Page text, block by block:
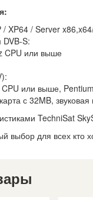
/ XP64 / Server
S:
CPU или выше
или выше,
с 32MB,
TechniSat
выбор для всех кто